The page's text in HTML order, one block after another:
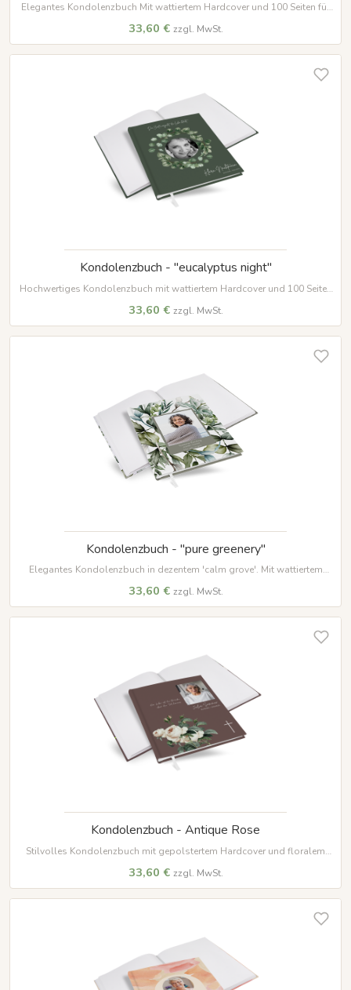
Elegantes Kondolenzbuch Mit wattiertem Hardcover und 100 Seiten für
33,60 € zzgl. MwSt.
Kondolenzbuch - "eucalyptus night"
Hochwertiges Kondolenzbuch mit wattiertem Hardcover und 100 Seiten
Erinnerungen und Anteilnahme zu bewahren.
33,60 € zzgl. MwSt.
Kondolenzbuch - "pure greenery"
Elegantes Kondolenzbuch in dezentem 'calm grove'. Mit wattiertem
Lesezeichenband – ein würdevoller Ort für Erinnerungen.
33,60 € zzgl. MwSt.
Kondolenzbuch - Antique Rose
Stilvolles Kondolenzbuch mit gepolstertem Hardcover und floralem
Platz für persönliche Worte des Gedenkens und der Erinnerung.
33,60 € zzgl. MwSt.